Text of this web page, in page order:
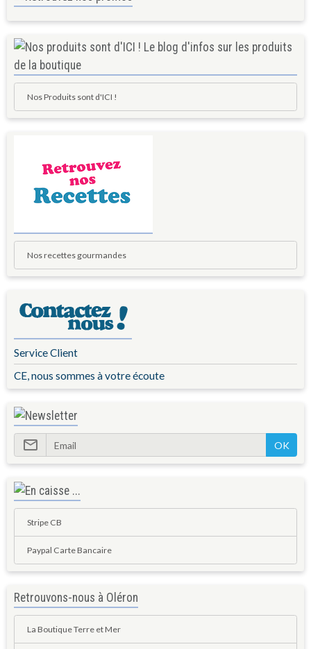
Nos Produits sont d'ICI !
Nos recettes gourmandes
Service Client
CE, nous sommes à votre écoute
OK
Stripe CB
Paypal Carte Bancaire
Retrouvons-nous à Oléron
La Boutique Terre et Mer